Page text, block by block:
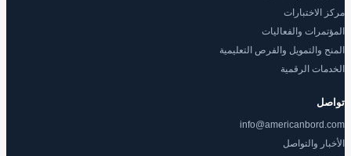
مركز الاختبارات
المؤتمرات والفعاليات
المنح والتمويل والفرص التعليمية
الخدمات الرقمية
تواصل
info@americanbord.com
الأخبار والتواصل